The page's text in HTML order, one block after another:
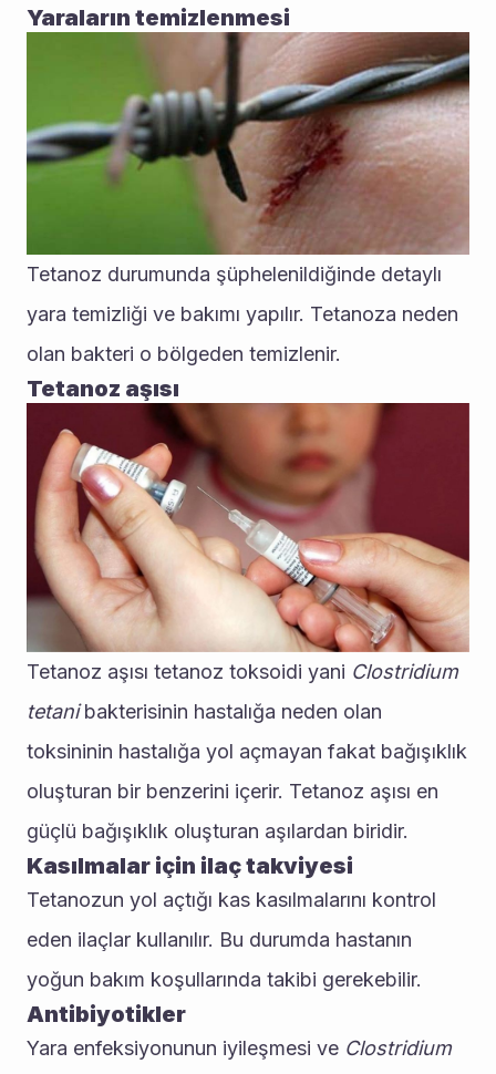
Yaraların temizlenmesi
Tetanoz durumunda şüphelenildiğinde detaylı
yara temizliği ve bakımı yapılır. Tetanoza neden
olan bakteri o bölgeden temizlenir.
Tetanoz aşısı
Tetanoz aşısı tetanoz toksoidi yani Clostridium
tetani bakterisinin hastalığa neden olan
toksininin hastalığa yol açmayan fakat bağışıklık
oluşturan bir benzerini içerir. Tetanoz aşısı en
güçlü bağışıklık oluşturan aşılardan biridir.
Kasılmalar için ilaç takviyesi
Tetanozun yol açtığı kas kasılmalarını kontrol
eden ilaçlar kullanılır. Bu durumda hastanın
yoğun bakım koşullarında takibi gerekebilir.
Antibiyotikler
Yara enfeksiyonunun iyileşmesi ve Clostridium